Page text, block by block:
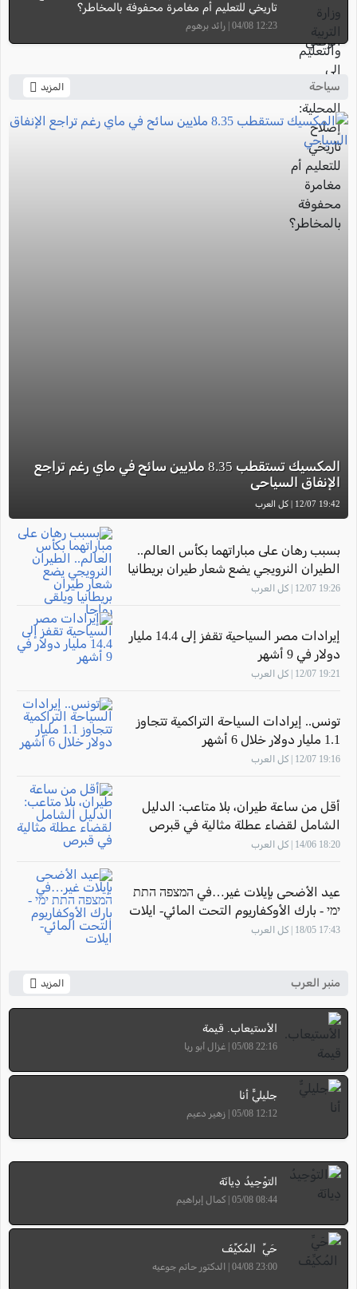
تاريخي للتعليم أم مغامرة محفوفة بالمخاطر؟
12:23 04/08 | رائد برهوم
سياحة المزيد
المكسيك تستقطب 8.35 ملايين سائح في ماي رغم تراجع
الإنفاق السياحي
19:42 12/07 | كل العرب
بسبب رهان على مباراتهما بكأس العالم..
الطيران النرويجي يضع شعار طيران بريطانيا
ويلقى رواجا
19:26 12/07 | كل العرب
إيرادات مصر السياحية تقفز إلى 14.4 مليار
دولار في 9 أشهر
19:21 12/07 | كل العرب
تونس.. إيرادات السياحة التراكمية تتجاوز
1.1 مليار دولار خلال 6 أشهر
19:16 12/07 | كل العرب
أقل من ساعة طيران، بلا متاعب: الدليل
الشامل لقضاء عطلة مثالية في قبرص
18:20 14/06 | كل العرب
عيد الأضحى بإيلات غير…في המצפה התת
ימי - بارك الأوكفاريوم التحت المائي- ايلات
17:43 18/05 | كل العرب
منبر العرب المزيد
الأستيعاب. قيمة
22:16 05/08 | غزال أبو ريا
جليليٌّ أنا
12:12 05/08 | زهير دعيم
التوْحِيدُ دِيانَة
08:44 05/08 | كمال إبراهيم
حَيِّ المُكيِّفَ
23:00 04/08 | الدكتور حاتم جوعيه